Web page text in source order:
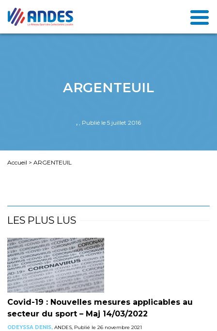
ARGENTEUIL
, , Publié le 5 juillet 2016
Accueil > ARGENTEUIL
LES PLUS LUS
Covid-19 : Nouvelles mesures applicables au
secteur du sport – Maj 14/03/2022
ODEYSSA DENIS, ANDES, Publié le 26 novembre 2021